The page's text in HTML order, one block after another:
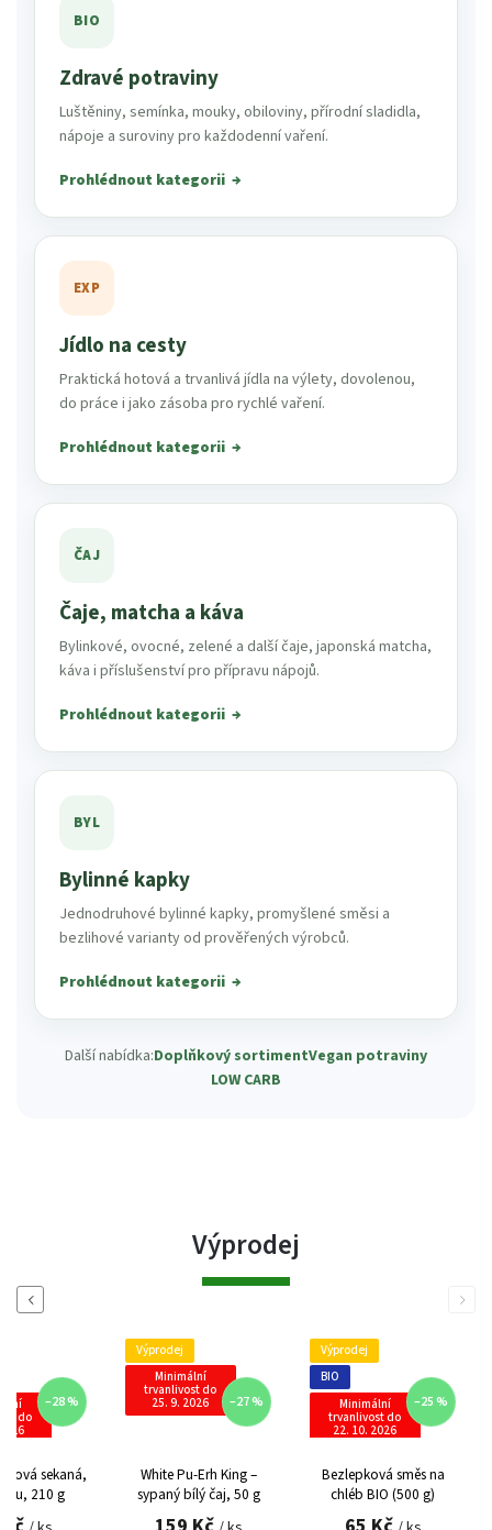
BIO
Zdravé potraviny
Luštěniny, semínka, mouky, obiloviny, přírodní sladidla,
nápoje a suroviny pro každodenní vaření.
Prohlédnout kategorii
EXP
Jídlo na cesty
Praktická hotová a trvanlivá jídla na výlety, dovolenou,
do práce i jako zásoba pro rychlé vaření.
Prohlédnout kategorii
ČAJ
Čaje, matcha a káva
Bylinkové, ovocné, zelené a další čaje, japonská matcha,
káva i příslušenství pro přípravu nápojů.
Prohlédnout kategorii
BYL
Bylinné kapky
Jednodruhové bylinné kapky, promyšlené směsi a
bezlihové varianty od prověřených výrobců.
Prohlédnout kategorii
Další nabídka:Doplňkový sortimentVegan potraviny
LOW CARB
Výprodej
Previous
do
–28 %
sekaná,
210 g
Výprodej
Minimální
trvanlivost do
25. 9. 2026
–27 %
White Pu-Erh King –
sypaný bílý čaj, 50 g
Výprodej
BIO
Minimální
trvanlivost do
22. 10. 2026
–25 %
Bezlepková směs na
chléb BIO (500 g)
Next